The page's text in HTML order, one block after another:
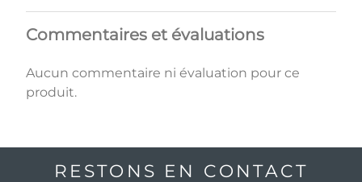
Commentaires et évaluations
Aucun commentaire ni évaluation pour ce
produit.
RESTONS EN CONTACT